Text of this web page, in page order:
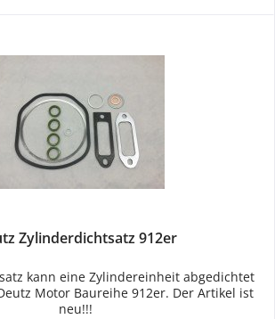
Zylinderdichtsatz 912er
kann eine Zylindereinheit abgedichtet
Motor Baureihe 912er. Der Artikel ist
neu!!!